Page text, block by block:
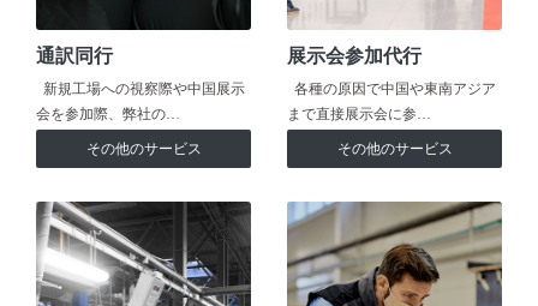
通訳同行
新規工場への視察際や中国展示
会を参加際、弊社の…
その他のサービス
展示会参加代行
各種の原因で中国や東南アジア
まで直接展示会に参…
その他のサービス